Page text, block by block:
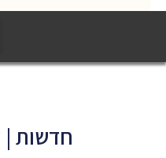
חדשות |